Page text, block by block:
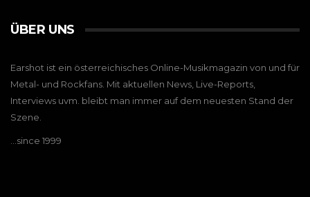
ÜBER UNS
Earshot ist ein österreichisches Online-Musikmagazin von und für
Metal- und Rockfans. Mit aktuellen News, Live-Reports,
Interviews uvm. bleibt man immer auf dem neuesten Stand der
Szene.
…since 1999